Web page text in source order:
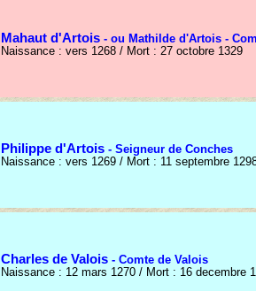
Mahaut d'Artois - ou Mathilde d'Artois -
Naissance : vers 1268 / Mort : 27 octobre 1329
Philippe d'Artois - Seigneur de Conches
Naissance : vers 1269 / Mort : 11 septembre
Charles de Valois - Comte de Valois
Naissance : 12 mars 1270 / Mort : 16 decembre